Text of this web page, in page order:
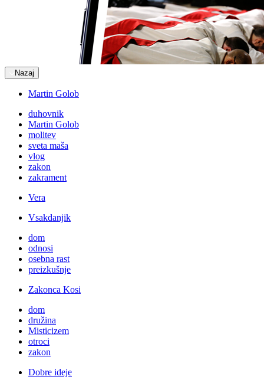
Nazaj
Martin Golob
duhovnik
Martin Golob
molitev
sveta maša
vlog
zakon
zakrament
Vera
Vsakdanjik
dom
odnosi
osebna rast
preizkušnje
Zakonca Kosi
dom
družina
Misticizem
otroci
zakon
Dobre ideje